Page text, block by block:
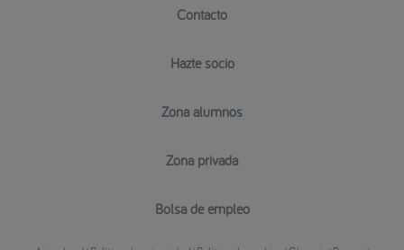
Contacto
Hazte socio
Zona alumnos
Zona privada
Bolsa de empleo